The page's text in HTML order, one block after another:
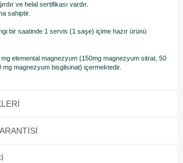
ve helal sertifikası vardır.
sahiptir.
bir saatinde 1 servis (1 saşe) içime hazır ürünü
elemental magnezyum (150mg magnezyum sitrat, 50
magnezyum bisglisinat) içermektedir.